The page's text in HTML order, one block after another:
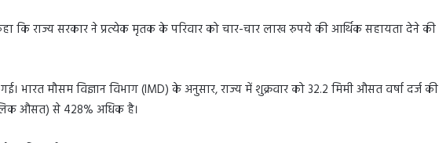
कि राज्य सरकार ने प्रत्येक मृतक के परिवार को चार-चार लाख रुपये की आर्थिक सहायता देने की
भारत मौसम विज्ञान विभाग (IMD) के अनुसार, राज्य में शुक्रवार को 32.2 मिमी औसत वर्षा दर्ज की
औसत) से 428% अधिक है।